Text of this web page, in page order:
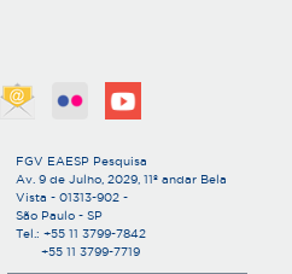
FGV EAESP Pesquisa
Av. 9 de Julho, 2029, 11º andar Bela
Vista - 01313-902 -
São Paulo - SP
Tel.: +55 11 3799-7842
+55 11 3799-7719